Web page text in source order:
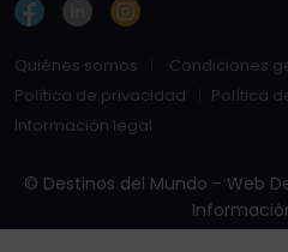
Quiénes somos
Condiciones
Política de privacidad
Política
Información legal
© Destinos del Mundo - Web